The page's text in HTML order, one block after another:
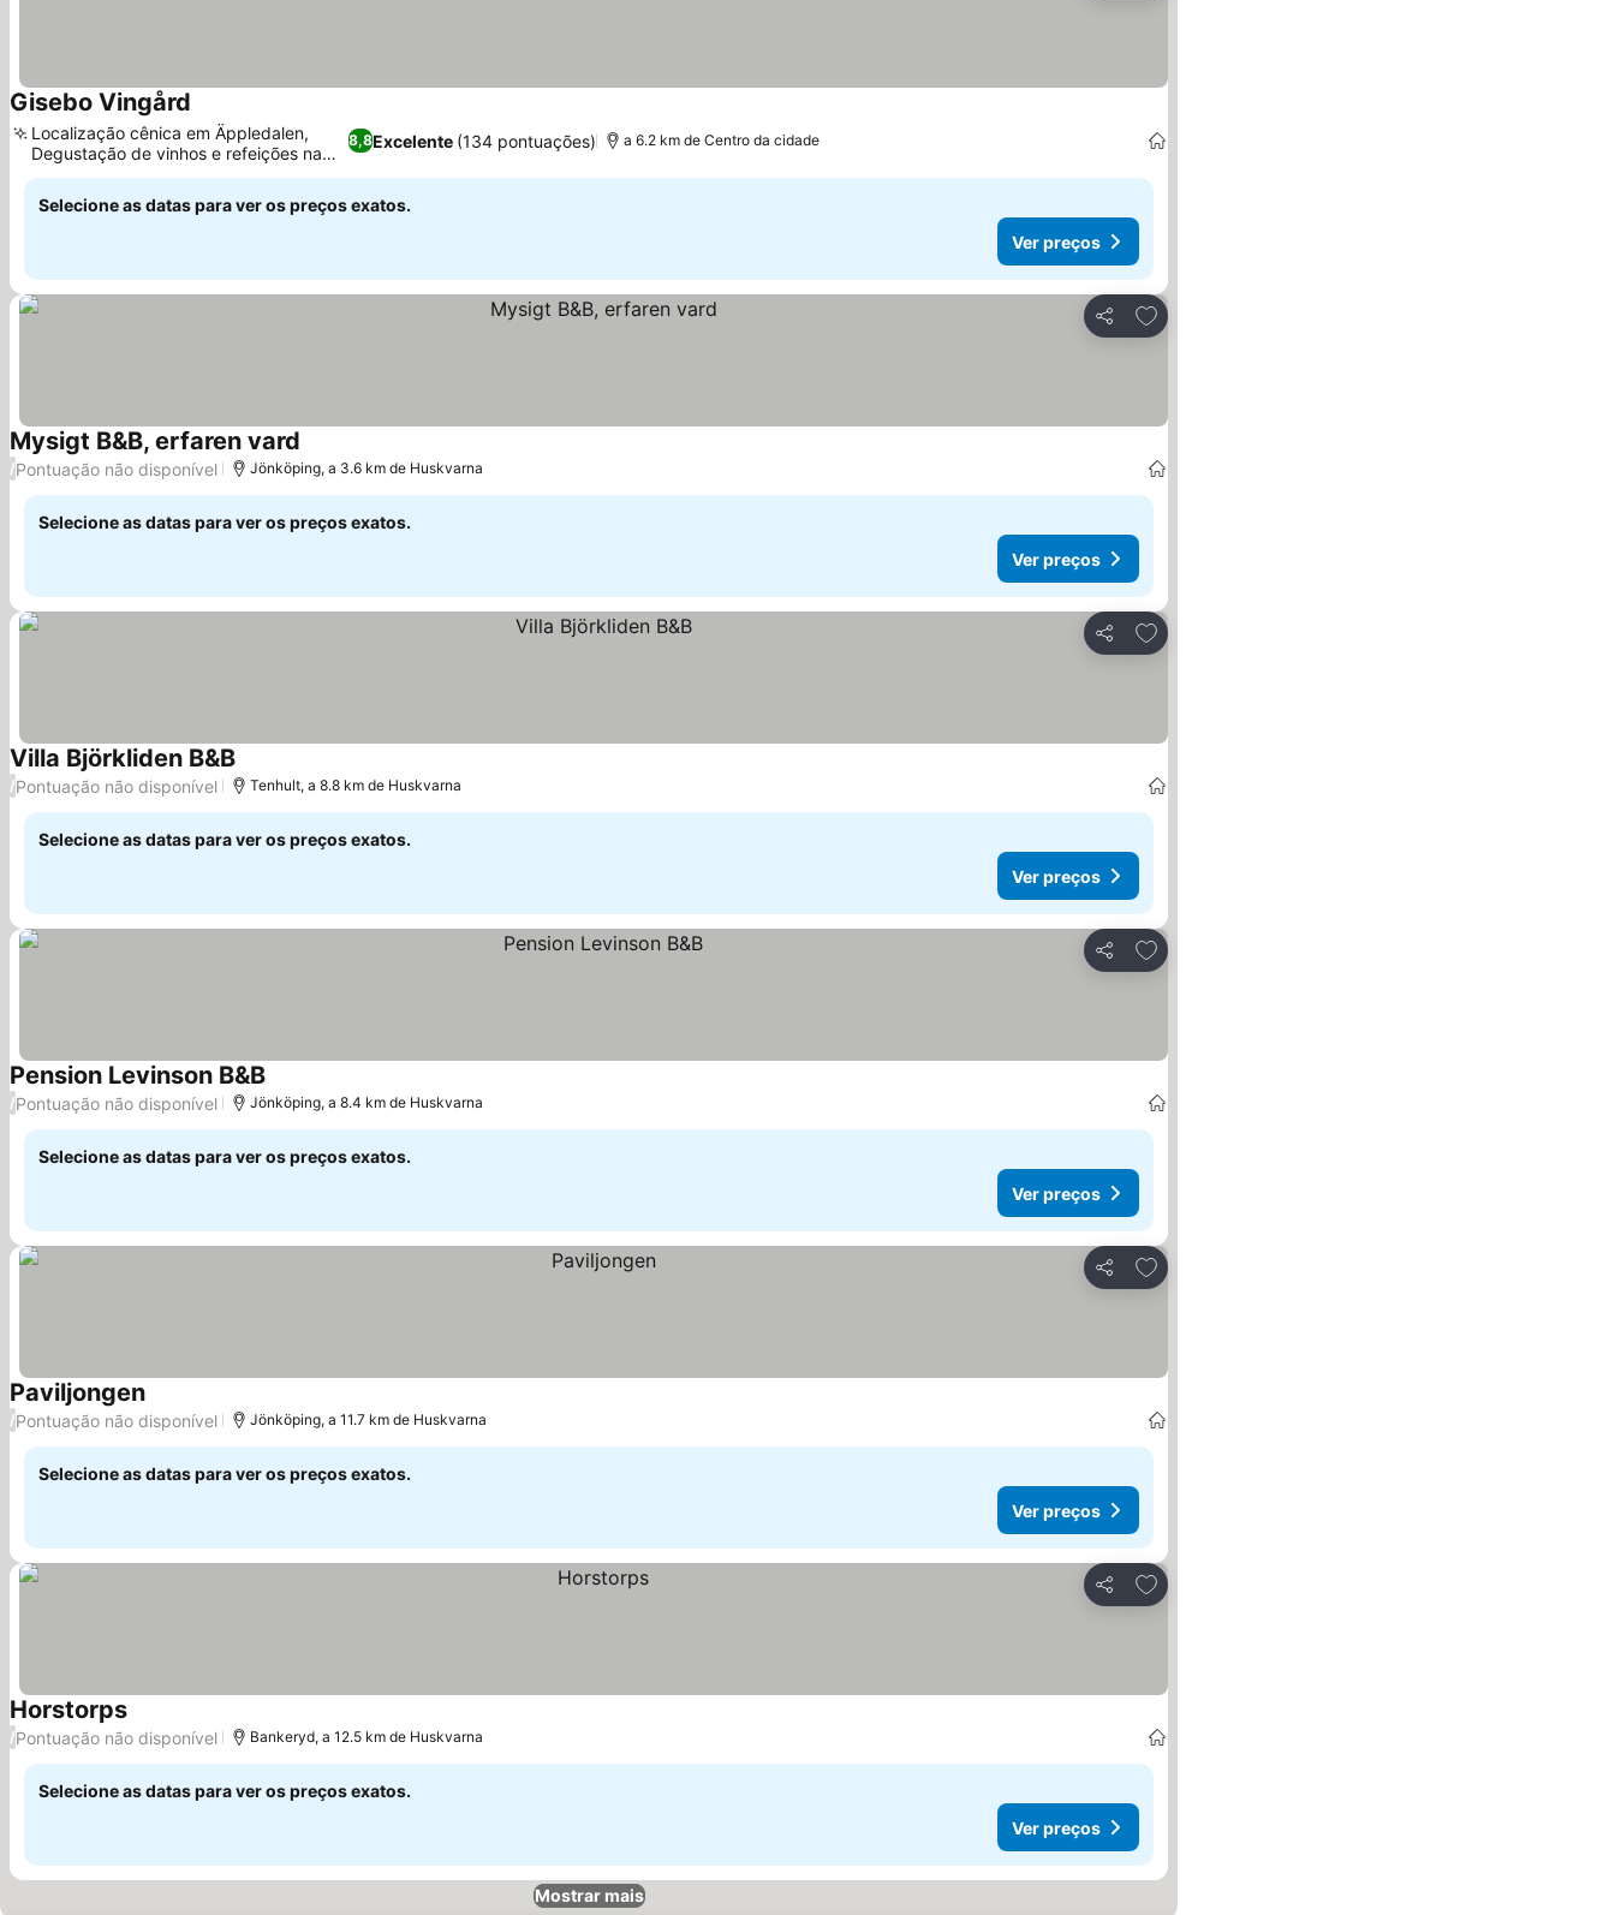
Gisebo Vingård
8,8Excelente (134 pontuações)
Localização cênica em Äppledalen,
Degustação de vinhos e refeições na
estufa no local
a 6.2 km de Centro da cidade
Selecione as datas para ver os preços exatos.
Ver preços
Partilhar
Adicionar aos favoritos
Mysigt B&B, erfaren vard
/Pontuação não disponível Jönköping, a 3.6 km de Huskvarna
Selecione as datas para ver os preços exatos.
Ver preços
Partilhar
Adicionar aos favoritos
Villa Björkliden B&BVer preços
/Pontuação não disponível Tenhult, a 8.8 km de Huskvarna
Selecione as datas para ver os preços exatos.
Ver preços
Partilhar
Adicionar aos favoritos
Pension Levinson B&BVer preços
/Pontuação não disponível Jönköping, a 8.4 km de Huskvarna
Selecione as datas para ver os preços exatos.
Ver preços
Partilhar
Adicionar aos favoritos
PaviljongenVer preços
/Pontuação não disponível Jönköping, a 11.7 km de Huskvarna
Selecione as datas para ver os preços exatos.
Ver preços
Partilhar
Adicionar aos favoritos
HorstorpsVer preços
/Pontuação não disponível Bankeryd, a 12.5 km de Huskvarna
Selecione as datas para ver os preços exatos.
Ver preços
Mostrar mais